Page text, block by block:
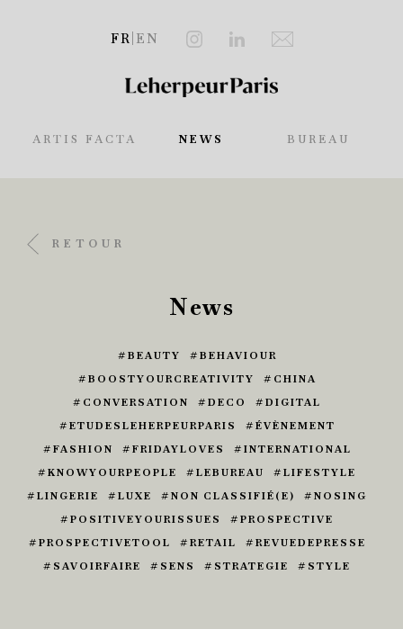
FR EN
NEWS BUREAU
ARTIS FACTA
RETOUR
News
BEAUTY
BEHAVIOUR
BOOSTYOURCREATIVITY
CHINA
CONVERSATION
DECO
DIGITAL
ETUDESLEHERPEURPARIS
ÉVÈNEMENT
FASHION
FRIDAYLOVES
INTERNATIONAL
KNOWYOURPEOPLE
LEBUREAU
LIFESTYLE
LINGERIE
LUXE NON CLASSIFIÉ(E)
NOSING
POSITIVEYOURISSUES
PROSPECTIVE
PROSPECTIVETOOL
RETAIL
REVUEDEPRESSE
SAVOIRFAIRE
SENS STRATEGIE STYLE